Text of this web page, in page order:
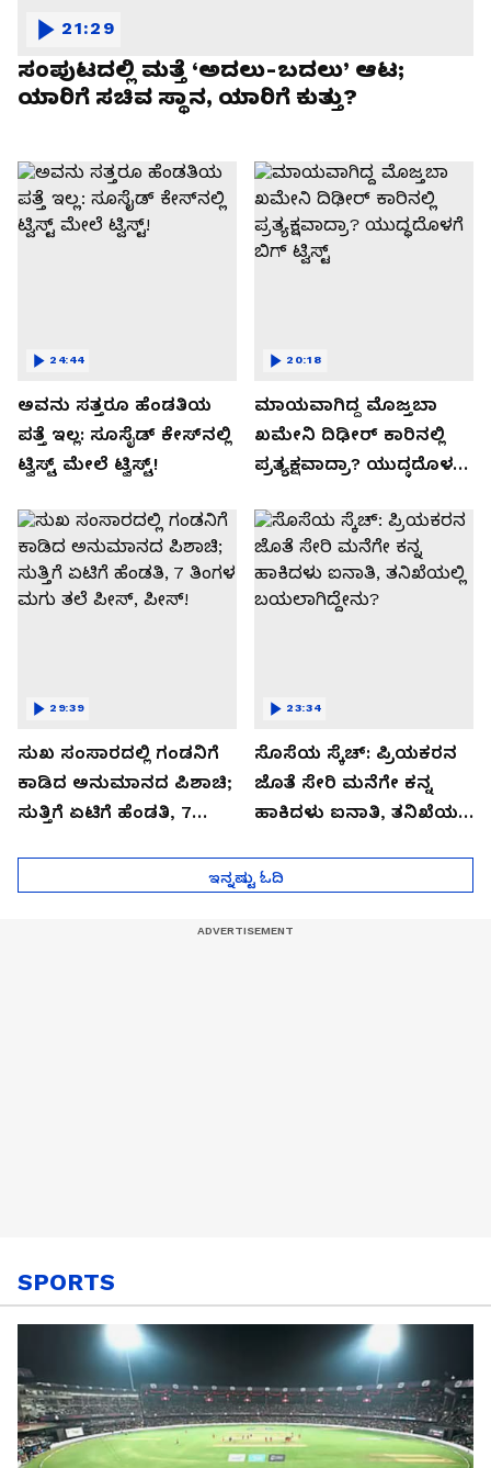
ಸಂಪುಟದಲ್ಲಿ ಮತ್ತೆ ‘ಅದಲು-ಬದಲು’ ಆಟ;
ಯಾರಿಗೆ ಸಚಿವ ಸ್ಥಾನ, ಯಾರಿಗೆ ಕುತ್ತು?
21:29
ಅವನು ಸತ್ತರೂ ಹೆಂಡತಿಯ
ಪತ್ತೆ ಇಲ್ಲ: ಸೂಸೈಡ್​​ ಕೇಸ್​​ನಲ್ಲಿ
ಟ್ವಿಸ್ಟ್​ ಮೇಲೆ ಟ್ವಿಸ್ಟ್!
24:44
ಮಾಯವಾಗಿದ್ದ ಮೊಜ್ತಬಾ
ಖಮೇನಿ ದಿಢೀರ್ ಕಾರಿನಲ್ಲಿ
ಪ್ರತ್ಯಕ್ಷವಾದ್ರಾ? ಯುದ್ಧದೊಳಗೆ
20:18
ಸುಖ ಸಂಸಾರದಲ್ಲಿ ಗಂಡನಿಗೆ
ಕಾಡಿದ ಅನುಮಾನದ ಪಿಶಾಚಿ;
ಸುತ್ತಿಗೆ ಏಟಿಗೆ ಹೆಂಡತಿ, 7
29:39
ಸೊಸೆಯ ಸ್ಕೆಚ್: ಪ್ರಿಯಕರನ
ಜೊತೆ ಸೇರಿ ಮನೆಗೇ ಕನ್ನ
ಹಾಕಿದಳು ಐನಾತಿ, ತನಿಖೆಯಲ್ಲಿ
23:34
ಇನ್ನಷ್ಟು ಓದಿ
SPORTS